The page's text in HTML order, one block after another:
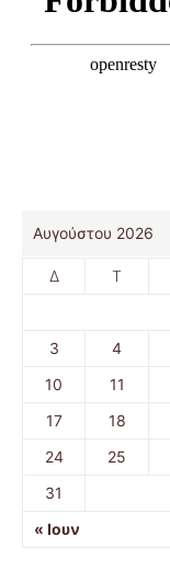
Αυγούστου 2026
Δ Τ
« Ιουν
3
4
10
11
17
18
24
25
31